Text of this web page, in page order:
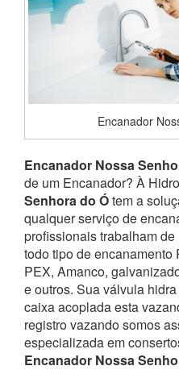
Encanador
Encanador Nossa
de um Encanador? À
Senhora do Ótem a
qualquer serviço de
profissionais trabalham
todo tipo de encanamento
PEX, Amanco,
e outros. Sua válvula
caixa acoplada esta
registro vazando somos
especializada em
Encanador Nossa